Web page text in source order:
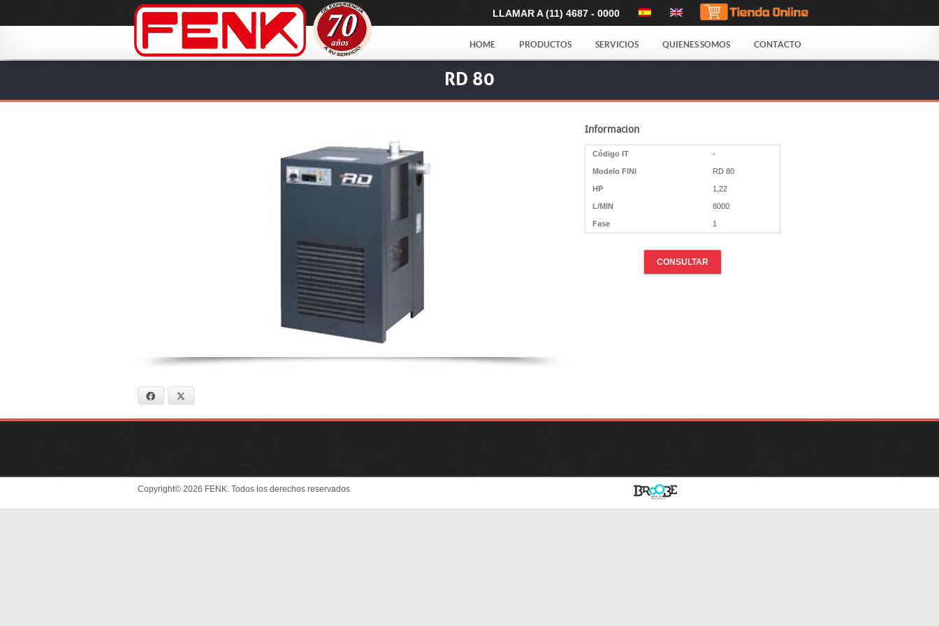
LLAMAR A (11) 4687 - 0000
HOME PRODUCTOS SERVICIOS QUIENES SOMOS CONTACTO
RD 80
Facebook
Informacion
Código IT -
Modelo FINI RD 80
HP 1,22
L/MIN 8000
Fase 1
CONSULTAR
Copyright© 2026 FENK. Todos los derechos reservados